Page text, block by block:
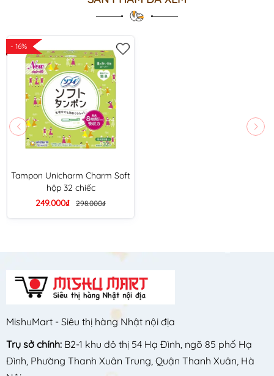
- 16%
Tampon Unicharm Charm Soft
hộp 32 chiếc
249.000₫
298.000₫
MishuMart - Siêu thị hàng Nhật nội địa
Trụ sở chính: B2-1 khu đô thị 54 Hạ Đình, ngõ 85 phố Hạ
Đình, Phường Thanh Xuân Trung, Quận Thanh Xuân, Hà